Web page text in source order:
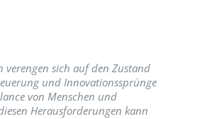
verengen sich auf den Zustand
und Innovationssprünge
von Menschen und
Herausforderungen kann